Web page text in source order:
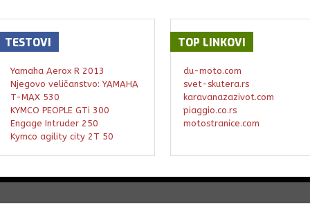
TESTOVI
Yamaha Aerox R 2013
Njegovo veličanstvo: YAMAHA
T-MAX 530
KYMCO PEOPLE GTi 300
Engage Intruder 250
Kymco agility city 2T 50
TOP LINKOVI
du-moto.com
svet-skutera.rs
karavanazazivot.com
piaggio.co.rs
motostranice.com